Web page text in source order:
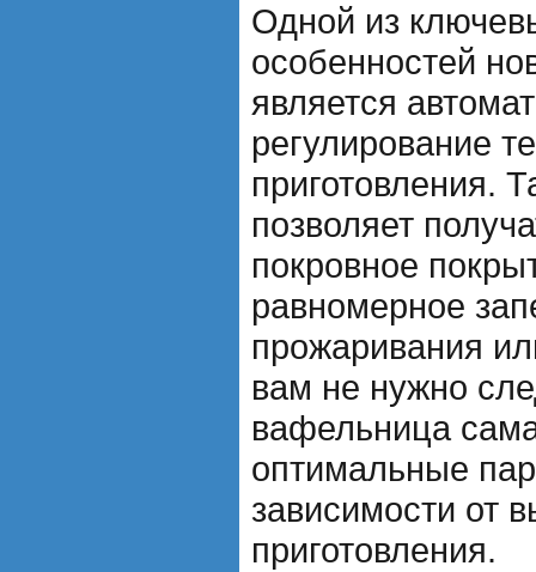
Одной из
особенностей
является
регулирование
приготовления.
позволяет
покровное
равномерное
прожаривания
вам не нужно
вафельница
оптимальные
зависимости от
приготовления.